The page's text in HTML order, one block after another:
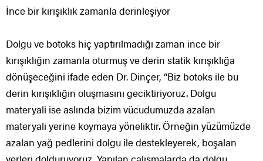
İnce bir kırışıklık zamanla derinleşiyor
Dolgu ve botoks hiç yaptırılmadığı zaman ince bir
kırışıklığın zamanla oturmuş ve derin statik kırışıklığa
dönüşeceğini ifade eden Dr. Dinçer, “Biz botoks ile bu
derin kırışıklığın oluşmasını geciktiriyoruz. Dolgu
materyali ise aslında bizim vücudumuzda azalan
materyali yerine koymaya yöneliktir. Örneğin yüzümüzde
azalan yağ pedlerini dolgu ile destekleyerek, boşalan